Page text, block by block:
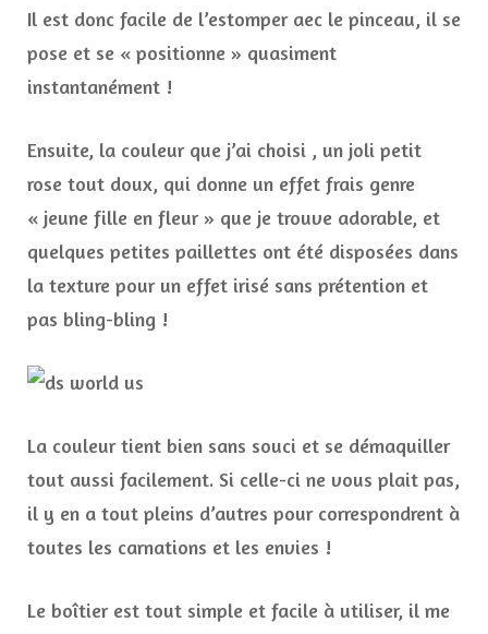
Il est donc facile de l’estomper aec le pinceau, il se
pose et se « positionne » quasiment
instantanément !
Ensuite, la couleur que j’ai choisi , un joli petit
rose tout doux, qui donne un effet frais genre
« jeune fille en fleur » que je trouve adorable, et
quelques petites paillettes ont été disposées dans
la texture pour un effet irisé sans prétention et
pas bling-bling !
La couleur tient bien sans souci et se démaquiller
tout aussi facilement. Si celle-ci ne vous plait pas,
il y en a tout pleins d’autres pour correspondrent à
toutes les carnations et les envies !
Le boîtier est tout simple et facile à utiliser, il me